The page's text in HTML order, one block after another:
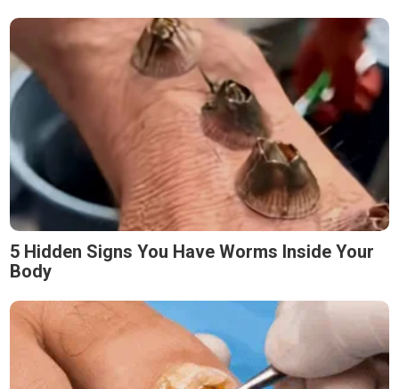
5 Hidden Signs You Have Worms Inside Your
Body